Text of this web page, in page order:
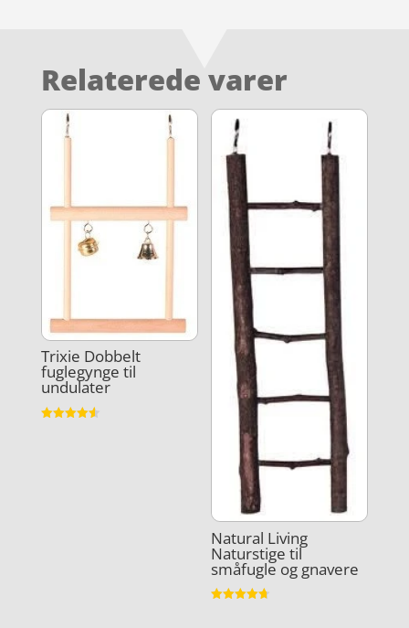
Relaterede varer
Trixie Dobbelt
fuglegynge til
undulater
Natural Living
Naturstige til
småfugle og gnavere